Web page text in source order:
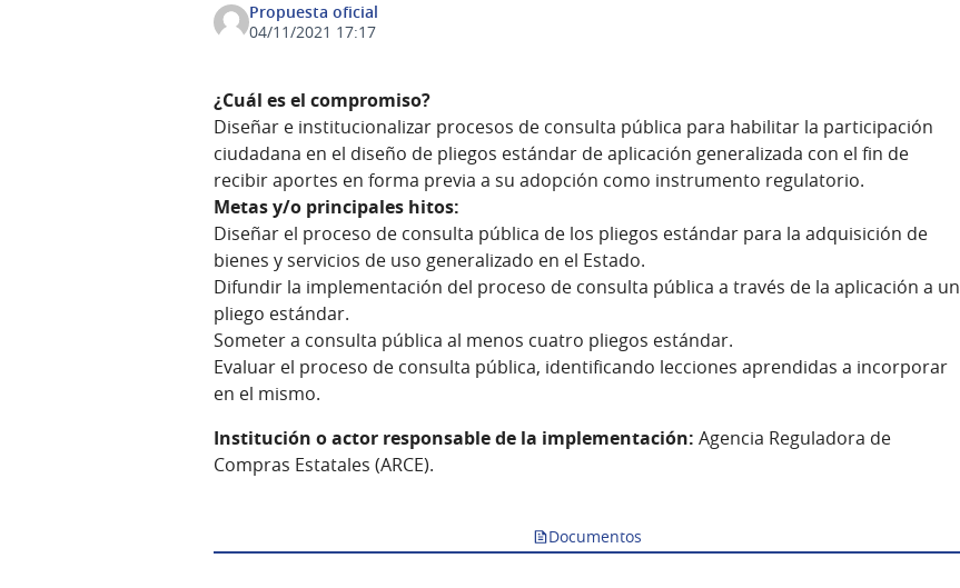
Propuesta oficial
04/11/2021 17:17
¿Cuál es el compromiso?
Diseñar e institucionalizar procesos de consulta pública para habilitar la participación
ciudadana en el diseño de pliegos estándar de aplicación generalizada con el fin de
recibir aportes en forma previa a su adopción como instrumento regulatorio.
Metas y/o principales hitos:
Diseñar el proceso de consulta pública de los pliegos estándar para la adquisición de
bienes y servicios de uso generalizado en el Estado.
Difundir la implementación del proceso de consulta pública a través de la aplicación a un
pliego estándar.
Someter a consulta pública al menos cuatro pliegos estándar.
Evaluar el proceso de consulta pública, identificando lecciones aprendidas a incorporar
en el mismo.
Institución o actor responsable de la implementación: Agencia Reguladora de
Compras Estatales (ARCE).
Documentos